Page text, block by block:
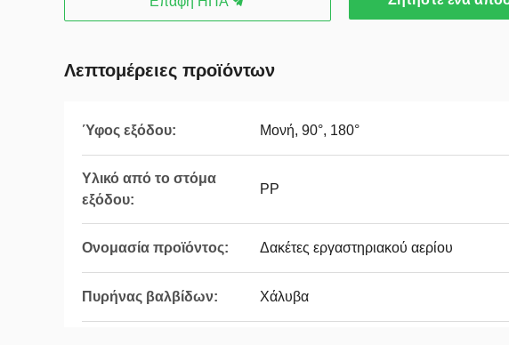
Λεπτομέρειες προϊόντων
Ύφος εξόδου: Μονή, 90°, 180°
Υλικό από το στόμα
εξόδου:
PP
Ονομασία προϊόντος: Δακέτες εργαστηριακού αερίου
Πυρήνας βαλβίδων: Χάλυβα